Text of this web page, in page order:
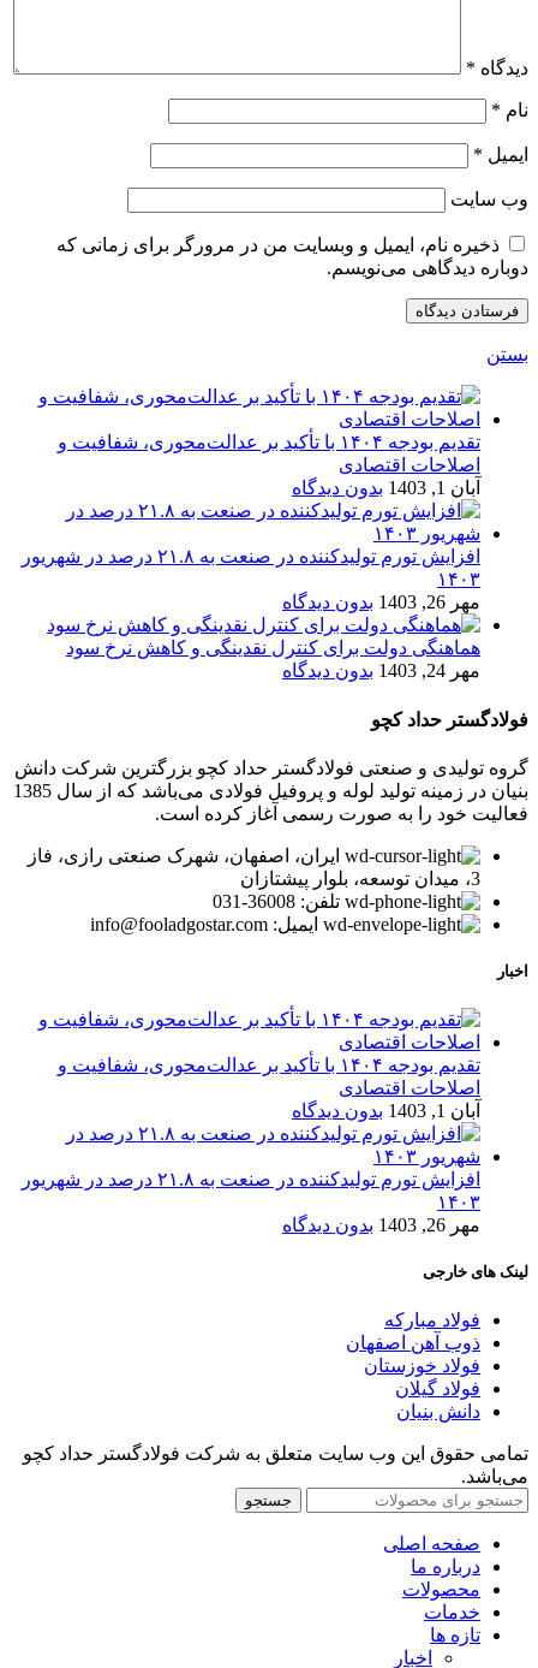
دیدگاه *
نام *
ایمیل *
وب‌ سایت
ذخیره نام، ایمیل و وبسایت من در مرورگر برای زمانی که
دوباره دیدگاهی می‌نویسم.
بستن
تقدیم بودجه ۱۴۰۴ با تأکید بر عدالت‌محوری، شفافیت و
اصلاحات اقتصادی
آبان 1, 1403
بدون دیدگاه
افزایش تورم تولیدکننده در صنعت به ۲۱.۸ درصد در شهریور
۱۴۰۳
مهر 26, 1403
بدون دیدگاه
هماهنگی دولت برای کنترل نقدینگی و کاهش نرخ سود
مهر 24, 1403
بدون دیدگاه
فولادگستر حداد کچو
گروه تولیدی و صنعتی فولادگستر حداد کچو بزرگترین شرکت دانش
بنیان در زمینه تولید لوله و پروفیل فولادی می‌باشد که از سال 1385
فعالیت خود را به صورت رسمی آغاز کرده است.
ایران، اصفهان، شهرک صنعتی رازی، فاز
3، میدان توسعه، بلوار پیشتازان
تلفن: 36008-031
ایمیل: info@fooladgostar.com
اخبار
تقدیم بودجه ۱۴۰۴ با تأکید بر عدالت‌محوری، شفافیت و
اصلاحات اقتصادی
آبان 1, 1403
بدون دیدگاه
افزایش تورم تولیدکننده در صنعت به ۲۱.۸ درصد در شهریور
۱۴۰۳
مهر 26, 1403
بدون دیدگاه
لینک های خارجی
فولاد مبارکه
ذوب آهن اصفهان
فولاد خوزستان
فولاد گیلان
دانش بنیان
تمامی حقوق این وب سایت متعلق به شرکت فولادگستر حداد کچو
می‌باشد.
جستجو
صفحه اصلی
درباره ما
محصولات
خدمات
تازه ها
اخبار